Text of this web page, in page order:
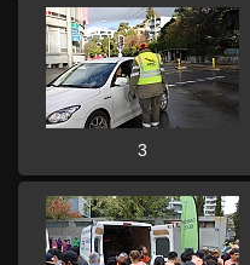
3